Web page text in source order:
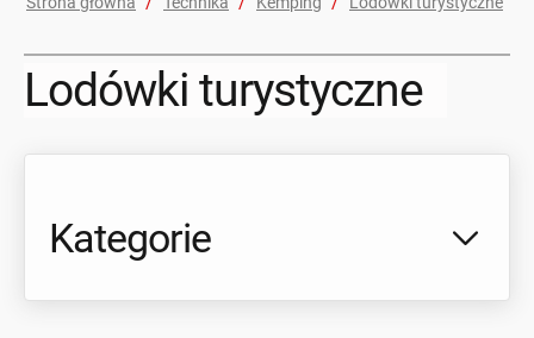
Lodówki turystyczne
Kategorie